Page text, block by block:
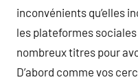
inconvénients qu’elles
les plateformes
nombreux titres pour
D’abord comme vos